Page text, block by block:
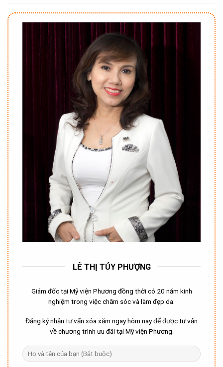
LÊ THỊ TÚY PHƯỢNG
Giám đốc tại Mỹ viện Phương đồng thời có 20 năm kinh
nghiệm trong việc chăm sóc và làm đẹp da.
Đăng ký nhận tư vấn xóa xăm ngay hôm nay để được tư vấn
về chương trình ưu đãi tại Mỹ viện Phương.